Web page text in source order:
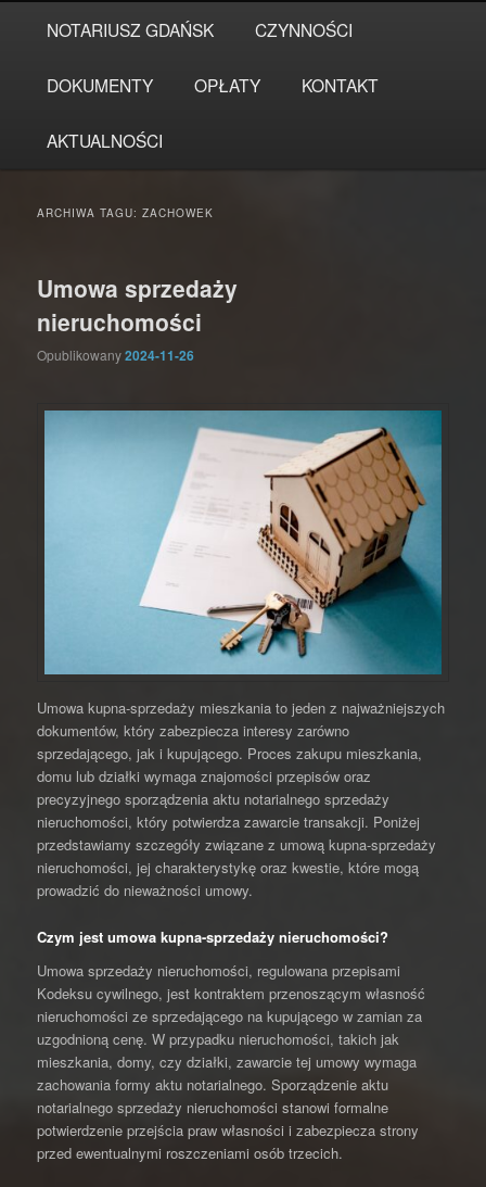
NOTARIUSZ GDAŃSK CZYNNOŚCI
DOKUMENTY OPŁATY KONTAKT
AKTUALNOŚCI
ARCHIWA TAGU:ZACHOWEK
Umowa sprzedaży
nieruchomości
Opublikowany2024-11-26
Umowa kupna-sprzedaży mieszkania to jeden z najważniejszych
dokumentów, który zabezpiecza interesy zarówno
sprzedającego, jak i kupującego. Proces zakupu mieszkania,
domu lub działki wymaga znajomości przepisów oraz
precyzyjnego sporządzenia aktu notarialnego sprzedaży
nieruchomości, który potwierdza zawarcie transakcji. Poniżej
przedstawiamy szczegóły związane z umową kupna-sprzedaży
nieruchomości, jej charakterystykę oraz kwestie, które mogą
prowadzić do nieważności umowy.
Czym jest umowa kupna-sprzedaży nieruchomości?
Umowa sprzedaży nieruchomości, regulowana przepisami
Kodeksu cywilnego, jest kontraktem przenoszącym własność
nieruchomości ze sprzedającego na kupującego w zamian za
uzgodnioną cenę. W przypadku nieruchomości, takich jak
mieszkania, domy, czy działki, zawarcie tej umowy wymaga
zachowania formy aktu notarialnego. Sporządzenie aktu
notarialnego sprzedaży nieruchomości stanowi formalne
potwierdzenie przejścia praw własności i zabezpiecza strony
przed ewentualnymi roszczeniami osób trzecich.